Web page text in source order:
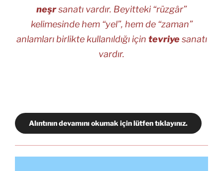
neşrsanatı vardır. Beyitteki “rüzgâr”
kelimesinde hem “yel”, hem de “zaman”
anlamları birlikte kullanıldığı için tevriyesanatı
vardır.
Alıntının devamını okumak için lütfen tıklayınız.